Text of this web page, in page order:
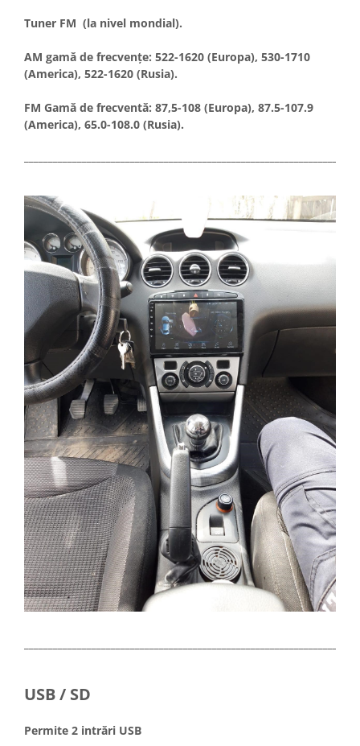
Tuner FM (la nivel mondial).
AM gamă de frecvențe: 522-1620 (Europa), 530-1710
(America), 522-1620 (Rusia).
FM Gamă de frecventă: 87,5-108 (Europa), 87.5-107.9
(America), 65.0-108.0 (Rusia).
USB / SD
Permite 2 intrări USB